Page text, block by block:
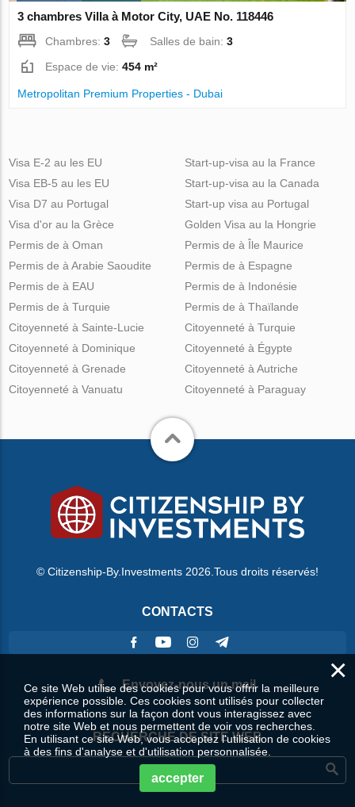
3 chambres Villa à Motor City, UAE No. 118446
Chambres:3 Salles de bain:3
Espace de vie:454 m²
Metropolitan Premium Properties - Dubai
Visa E-2 au les EU
Visa EB-5 au les EU
Visa D7 au Portugal
Visa d'or au la Grèce
Start-up-visa au la France
Start-up-visa au la Canada
Start-up visa au Portugal
Golden Visa au la Hongrie
Permis de à Oman
Permis de à Arabie Saoudite
Permis de à EAU
Permis de à Turquie
Permis de à Île Maurice
Permis de à Espagne
Permis de à Indonésie
Permis de à Thaïlande
Citoyenneté à Sainte-Lucie
Citoyenneté à Dominique
Citoyenneté à Grenade
Citoyenneté à Vanuatu
Citoyenneté à Turquie
Citoyenneté à Égypte
Citoyenneté à Autriche
Citoyenneté à Paraguay
© Citizenship-By.Investments 2026.Tous droits réservés!
CONTACTS
Envoyez-nous un mail
RECHERCHE DE SITE WEB
×
Ce site Web utilise des cookies pour vous offrir la meilleure
expérience possible. Ces cookies sont utilisés pour collecter
des informations sur la façon dont vous interagissez avec
notre site Web et nous permettent de voir vos recherches.
En utilisant ce site Web, vous acceptez l'utilisation de cookies
à des fins d'analyse et d'utilisation personnalisée.
accepter